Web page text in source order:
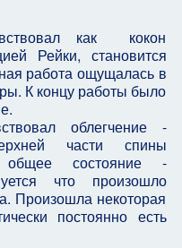
как кокон
Рейки, становится
работа ощущалась в
К концу работы было
облегчение -
части спины
общее состояние -
что произошло
Произошла некоторая
постоянно есть